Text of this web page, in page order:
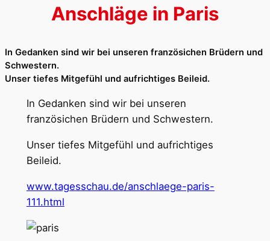
Anschläge in Paris
In Gedanken sind wir bei unseren französichen Brüdern und
Schwestern.
Unser tiefes Mitgefühl und aufrichtiges Beileid.
In Gedanken sind wir bei unseren
französichen Brüdern und Schwestern.
Unser tiefes Mitgefühl und aufrichtiges
Beileid.
www.tagesschau.de/anschlaege-paris-
111.html